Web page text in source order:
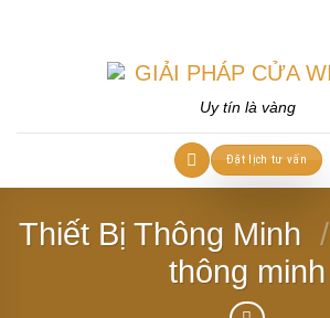
Uy tín là vàng
Đặt lịch tư vấn
Thiết Bị Thông Minh /
thông minh